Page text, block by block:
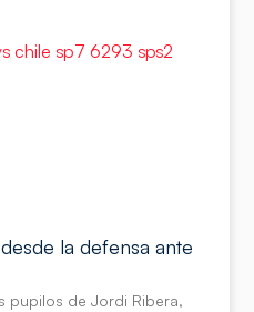
la defensa ante
pupilos de Jordi Ribera,